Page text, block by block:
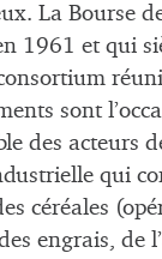
La Bourse
1961 et qui
sont
des acteurs
qui
céréales
engrais, de